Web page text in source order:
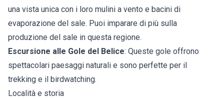
una vista unica con i loro mulini a vento e bacini di
evaporazione del sale. Puoi imparare di più sulla
produzione del sale in questa regione.
Escursione alle Gole del Belice: Queste gole offrono
spettacolari paesaggi naturali e sono perfette per il
trekking e il birdwatching.
Località e storia